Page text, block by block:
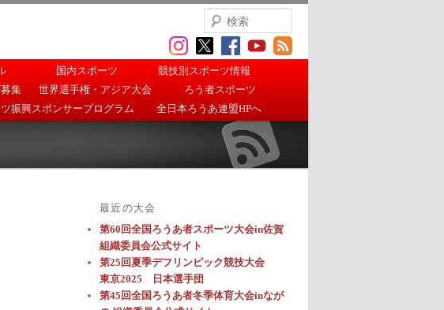
国内スポーツ
競技別スポーツ情報
集 世界選手権・アジア大会
ろう者スポーツ
振興スポンサープログラム 全日本ろうあ連盟HPへ
最近の大会
第60回全国ろうあ者スポーツ大会in佐賀
組織委員会公式サイト
第25回夏季デフリンピック競技大会
東京2025 日本選手団
第45回全国ろうあ者冬季体育大会inなが